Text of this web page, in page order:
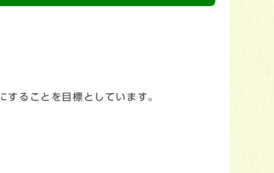
ることを目標としています。